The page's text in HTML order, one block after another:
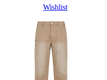
Wishlist